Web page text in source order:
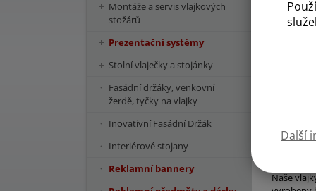
Další
Naše
Montáže a servis vlajkových
stožárů
Prezentační systémy
Stolní vlaječky a stojánky
Fasádní držáky, venkovní
žerdě, tyčky na vlajky
Inovativní Fasádní Držák
Interiérové stojany
Reklamní bannery